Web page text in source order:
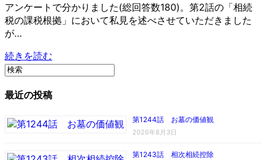
アンケートで分かりました(総回答数180)。第2話の「相続
税の課税根拠」において私見を述べさせていただきました
が…
続きを読む
最近の投稿
第1244話 お墓の価値観
2026年8月3日
第1243話 相次相続控除